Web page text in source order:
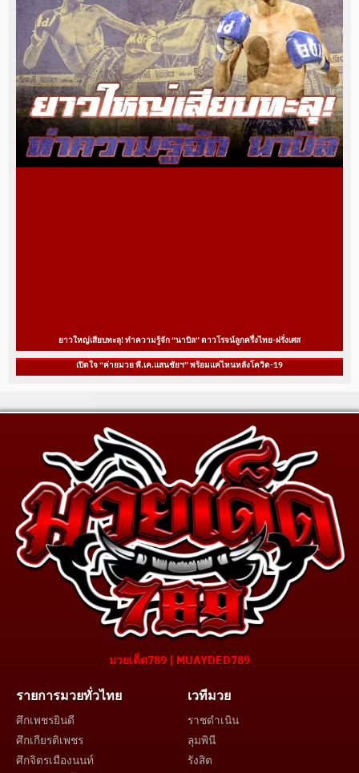
ยาวใหญ่เสียบทะลุ! ทำความรู้จัก “นาบิล” ดาวโรจน์ลูกครึ่งไทย-ฝรั่งเศส
เปิดใจ “ค่ายมวย พี.เค.แสนชัยฯ” พร้อมแค่ไหนหลังโควิด-19
มวยเด็ด789 | MUAYDED789
รายการมวยทั่วไทย
ศึกเพชรยินดี
ศึกเกียรติเพชร
ศึกจิตรเมืองนนท์
เวทีมวย
ราชดำเนิน
ลุมพินี
รังสิต